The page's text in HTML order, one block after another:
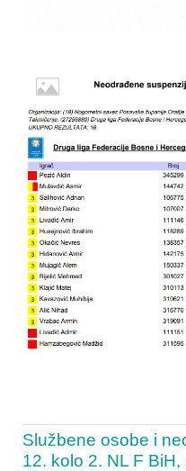
Službene osobe i
12. kolo 2. NL F